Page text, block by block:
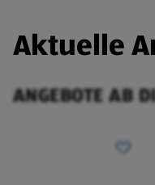
Aktuelle
ANGEBOTE AB